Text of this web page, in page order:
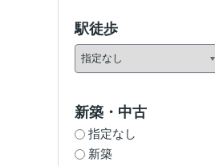
駅徒歩
新築・中古
指定なし
新築